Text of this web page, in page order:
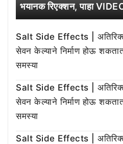
भयानक रिएक्शन, पाहा
Salt Side Effects |
सेवन केल्याने निर्माण होऊ शकतात
समस्या
Salt Side Effects |
सेवन केल्याने निर्माण होऊ शकतात
समस्या
Salt Side Effects |